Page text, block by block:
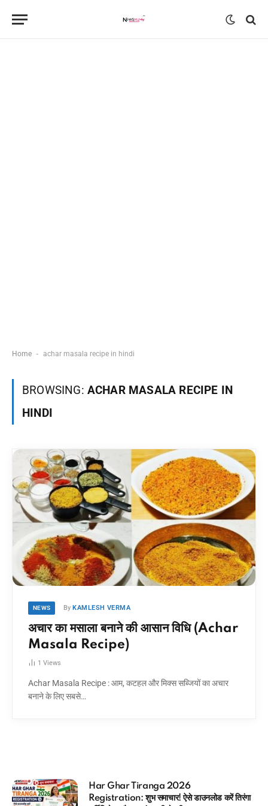
Home - achar masala recipe in hindi
BROWSING: ACHAR MASALA RECIPE IN
HINDI
NEWS By KAMLESH VERMA
अचार का मसाला बनाने की आसान विधि (Achar
Masala Recipe)
1 Views
Achar Masala Recipe : आम, कटहल और मिक्स सब्जियों का अचार
बनाने के लिए सबसे…
डाउनलोड करें तिरंगा
आधार कार्ड में कौन सा मोबाइल
मिनटों में चेक करने का Direct